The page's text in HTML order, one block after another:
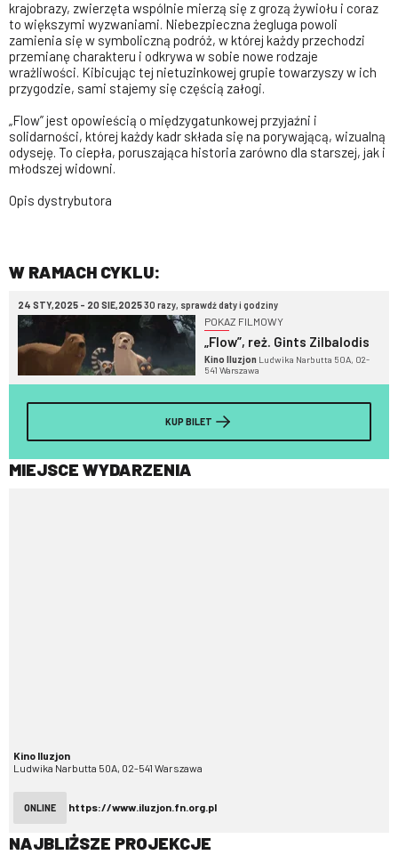
krajobrazy, zwierzęta wspólnie mierzą się z grozą żywiołu i coraz
to większymi wyzwaniami. Niebezpieczna żegluga powoli
zamienia się w symboliczną podróż, w której każdy przechodzi
przemianę charakteru i odkrywa w sobie nowe rodzaje
wrażliwości. Kibicując tej nietuzinkowej grupie towarzyszy w ich
przygodzie, sami stajemy się częścią załogi.
„Flow” jest opowieścią o międzygatunkowej przyjaźni i
solidarności, której każdy kadr składa się na porywającą, wizualną
odyseję. To ciepła, poruszająca historia zarówno dla starszej, jak i
młodszej widowni.
Opis dystrybutora
W RAMACH CYKLU:
24 STY,2025 - 20 SIE,202530 razy, sprawdź daty i godziny
POKAZ FILMOWY
„Flow”, reż. Gints Zilbalodis
Kino Iluzjon Ludwika Narbutta 50A, 02-
541 Warszawa
KUP BILET
MIEJSCE WYDARZENIA
Kino Iluzjon
Ludwika Narbutta 50A, 02-541 Warszawa
ONLINE https://www.iluzjon.fn.org.pl
NAJBLIŻSZE PROJEKCJE